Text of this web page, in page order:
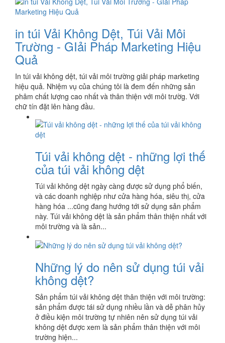
in túi Vải Không Dệt, Túi Vải Môi
Trường - GIải Pháp Marketing Hiệu
Quả
In túi vải không dệt, túi vải môi trường giải pháp marketing
hiệu quả. Nhiệm vụ của chúng tôi là đem đến những sản
phâm chất lượng cao nhất và thân thiện với môi trườg. Với
chữ tín đặt lên hàng đầu.
Túi vải không dệt - những lợi thế
của túi vải không dệt
Túi vải không dệt ngày càng được sử dụng phổ biến,
và các doanh nghiệp như cửa hàng hóa, siêu thị, cửa
hàng hóa ...cũng đang hướng tới sử dụng sản phẩm
này. Túi vải không dệt là sản phẩm thân thiện nhất với
môi trường và là sản...
Những lý do nên sử dụng túi vải
không dệt?
Sản phẩm túi vải không dệt thân thiện với môi trường:
sản phẩm được tái sử dụng nhiều lần và dễ phân hủy
ở điều kiện môi trường tự nhiên nên sử dụng túi vải
không dệt được xem là sản phẩm thân thiện với môi
trường hiện...